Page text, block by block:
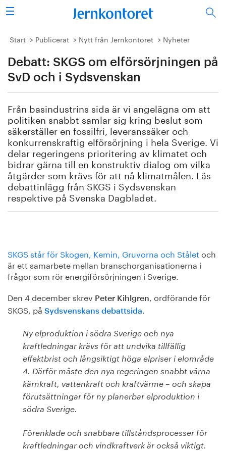
Sök
Stålindustrin
Vision 2050
Energi/miljö
Vi tycker
Publicerat
Bildbank
Om oss
Start Publicerat Nytt från Jernkontoret Nyheter
Debatt: SKGS om elförsörjningen på
SvD och i Sydsvenskan
Från basindustrins sida är vi angelägna om att
politiken snabbt samlar sig kring beslut som
säkerställer en fossilfri, leveranssäker och
konkurrenskraftig elförsörjning i hela Sverige. Vi
delar regeringens prioritering av klimatet och
bidrar gärna till en konstruktiv dialog om vilka
åtgärder som krävs för att nå klimat­målen. Läs
debattinlägg från SKGS i Sydsvenskan
respektive på Svenska Dagbladet.
SKGS står för Skogen, Kemin, Gruvorna och Stålet och
är ett samarbete mellan branschorganisationerna i
frågor som rör energiförsörjningen i Sverige.
Den 4 december skrev Peter Kihlgren, ordförande för
SKGS, på Sydsvenskans debattsida.
Ny elproduktion i södra Sverige och nya
kraftledningar krävs för att undvika tillfällig
effektbrist och långsiktigt höga elpriser i elområde
4. Därför måste den nya regeringen snabbt värna
kärnkraft, vattenkraft och kraftvärme – och skapa
förutsättningar för ny planerbar elproduktion i
södra Sverige.
Förenklade och snabbare tillståndsprocesser för
kraftledningar och vindkraftverk är också viktigt.